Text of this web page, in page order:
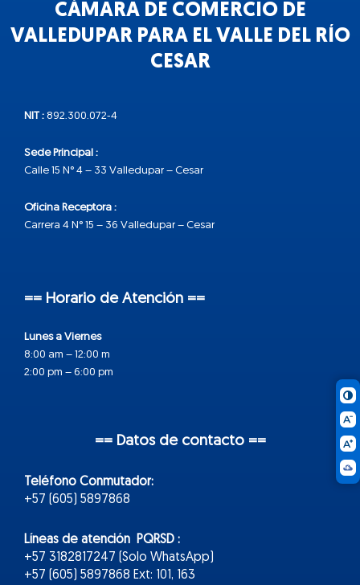
CÁMARA DE COMERCIO DE
VALLEDUPAR PARA EL VALLE DEL RÍO
CESAR
NIT : 892.300.072-4
Sede Principal :
Calle 15 N° 4 – 33 Valledupar – Cesar
Oficina Receptora :
Carrera 4 N° 15 – 36 Valledupar – Cesar
== Horario de Atención ==
Lunes a Viernes
8:00 am – 12:00 m
2:00 pm – 6:00 pm
== Datos de contacto ==
Teléfono Conmutador:
+57 (605) 5897868
Líneas de atención PQRSD :
+57 3182817247 (Solo WhatsApp)
+57 (605) 5897868 Ext: 101, 163